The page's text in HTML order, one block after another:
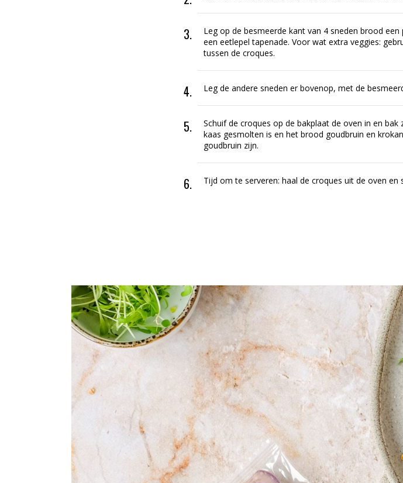
Leg op de besmeerde kant van 4 sneden brood
een eetlepel tapenade. Voor wat extra veggies:
tussen de croques.
Leg de andere sneden er bovenop, met de
Schuif de croques op de bakplaat de oven in en
kaas gesmolten is en het brood goudbruin en
goudbruin zijn.
Tijd om te serveren: haal de croques uit de oven en